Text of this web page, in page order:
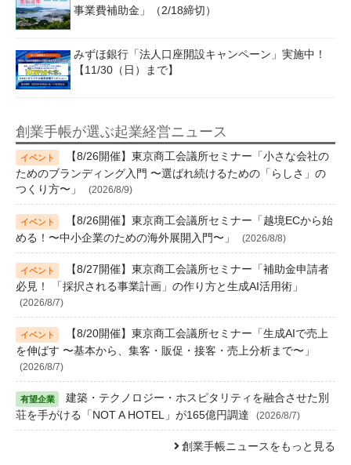
事業費補助金」（2/18締切）
みずほ銀行「法人口座開設キャンペーン」実施中！
【11/30（日）まで】
創業手帳が選ぶ起業経営ニュース
【8/26開催】東京商工会議所セミナー「小さな会社の
ためのブランディング入門 〜選ばれ続けるための「らしさ」の
つくり方〜」
(2026/8/9)
【8/26開催】東京商工会議所セミナー「越境ECから始
める！〜中小企業のための海外展開入門〜」
(2026/8/8)
【8/27開催】東京商工会議所セミナー「補助金申請者
必見！ 「採択される事業計画」の作り方と生成AI活用術」
(2026/8/7)
【8/20開催】東京商工会議所セミナー「生成AIで売上
を伸ばす 〜基本から、集客・販促・接客・売上分析まで〜」
(2026/8/7)
建築・テクノロジー・ホスピタリティを融合させた別
荘を手がける「NOT A HOTEL」が165億円調達
(2026/8/7)
創業手帳ニュースをもっと見る